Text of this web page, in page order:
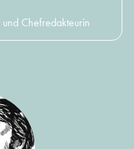
Chefredakteurin